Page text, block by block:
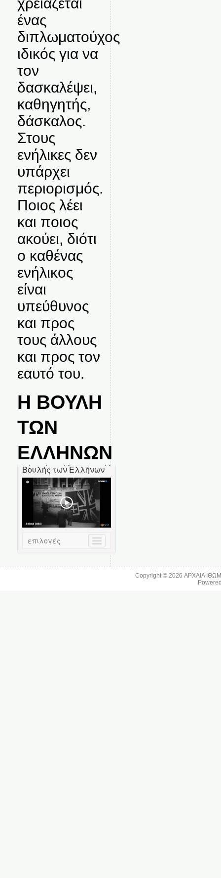
ένας
διπλωματούχος
ιδικός για να
τον
δασκαλέψει,
καθηγητής,
δάσκαλος.
Στους
ενήλικες δεν
υπάρχει
περιορισμός.
Ποιος λέει
και ποιος
ακούει, διότι
ο καθένας
ενήλικος
είναι
υπεύθυνος
και προς
τους άλλους
και προς τον
εαυτό του.
Η ΒΟΥΛΗ
ΤΩΝ
ΕΛΛΗΝΩΝ
Copyright © 2026ΑΡΧΑΙΑ